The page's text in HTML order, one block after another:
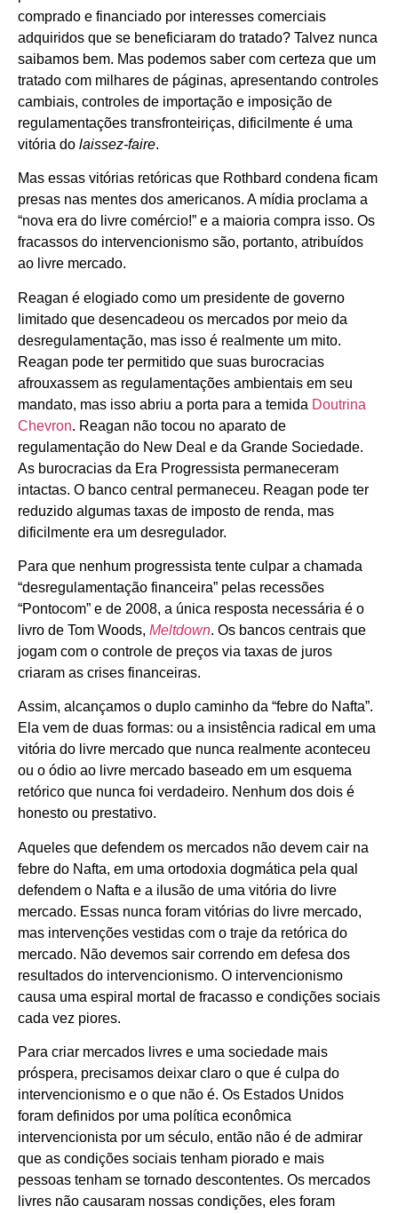
comprado e financiado por interesses comerciais
adquiridos que se beneficiaram do tratado? Talvez nunca
saibamos bem. Mas podemos saber com certeza que um
tratado com milhares de páginas, apresentando controles
cambiais, controles de importação e imposição de
regulamentações transfronteiriças, dificilmente é uma
vitória do laissez-faire.
Mas essas vitórias retóricas que Rothbard condena ficam
presas nas mentes dos americanos. A mídia proclama a
“nova era do livre comércio!” e a maioria compra isso. Os
fracassos do intervencionismo são, portanto, atribuídos
ao livre mercado.
Reagan é elogiado como um presidente de governo
limitado que desencadeou os mercados por meio da
desregulamentação, mas isso é realmente um mito.
Reagan pode ter permitido que suas burocracias
afrouxassem as regulamentações ambientais em seu
mandato, mas isso abriu a porta para a temida Doutrina
Chevron. Reagan não tocou no aparato de
regulamentação do New Deal e da Grande Sociedade.
As burocracias da Era Progressista permaneceram
intactas. O banco central permaneceu. Reagan pode ter
reduzido algumas taxas de imposto de renda, mas
dificilmente era um desregulador.
Para que nenhum progressista tente culpar a chamada
“desregulamentação financeira” pelas recessões
“Pontocom” e de 2008, a única resposta necessária é o
livro de Tom Woods, Meltdown. Os bancos centrais que
jogam com o controle de preços via taxas de juros
criaram as crises financeiras.
Assim, alcançamos o duplo caminho da “febre do Nafta”.
Ela vem de duas formas: ou a insistência radical em uma
vitória do livre mercado que nunca realmente aconteceu
ou o ódio ao livre mercado baseado em um esquema
retórico que nunca foi verdadeiro. Nenhum dos dois é
honesto ou prestativo.
Aqueles que defendem os mercados não devem cair na
febre do Nafta, em uma ortodoxia dogmática pela qual
defendem o Nafta e a ilusão de uma vitória do livre
mercado. Essas nunca foram vitórias do livre mercado,
mas intervenções vestidas com o traje da retórica do
mercado. Não devemos sair correndo em defesa dos
resultados do intervencionismo. O intervencionismo
causa uma espiral mortal de fracasso e condições sociais
cada vez piores.
Para criar mercados livres e uma sociedade mais
próspera, precisamos deixar claro o que é culpa do
intervencionismo e o que não é. Os Estados Unidos
foram definidos por uma política econômica
intervencionista por um século, então não é de admirar
que as condições sociais tenham piorado e mais
pessoas tenham se tornado descontentes. Os mercados
livres não causaram nossas condições, eles foram